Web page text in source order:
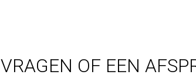
VRAGEN OF EEN